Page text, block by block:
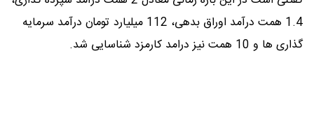
1.4 همت درآمد اوراق بدهی، 112 میلیارد تومان درآمد سرمایه
گذاری ها و 10 همت نیز درامد کارمزد شناسایی شد.